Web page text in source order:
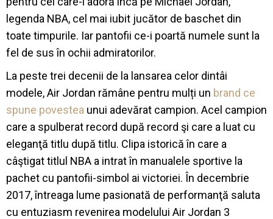
legenda NBA, cel mai iubit jucător de baschet din
toate timpurile. Iar pantofii ce-i poartă numele sunt la
fel de sus în ochii admiratorilor.
La peste trei decenii de la lansarea celor dintâi
modele, Air Jordan rămâne pentru mulți un brand ce
spune povestea unui adevărat campion. Acel campion
care a spulberat record după record şi care a luat cu
eleganţă titlu după titlu. Clipa istorică în care a
câştigat titlul NBA a intrat în manualele sportive la
pachet cu pantofii-simbol ai victoriei. În decembrie
2017, întreaga lume pasionată de performanţă saluta
cu entuziasm revenirea modelului Air Jordan 3